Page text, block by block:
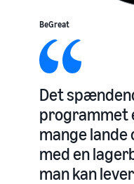
BeGreat
Det
programmet
mange
med en
man kan